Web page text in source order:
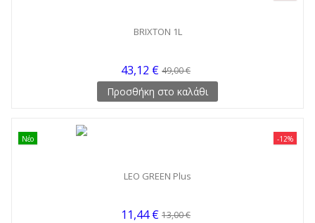
BRIXTON 1L
43,12 € 49,00 €
Προσθήκη στο καλάθι
-12%
Νέο
LEO GREEN Plus
11,44 € 13,00 €